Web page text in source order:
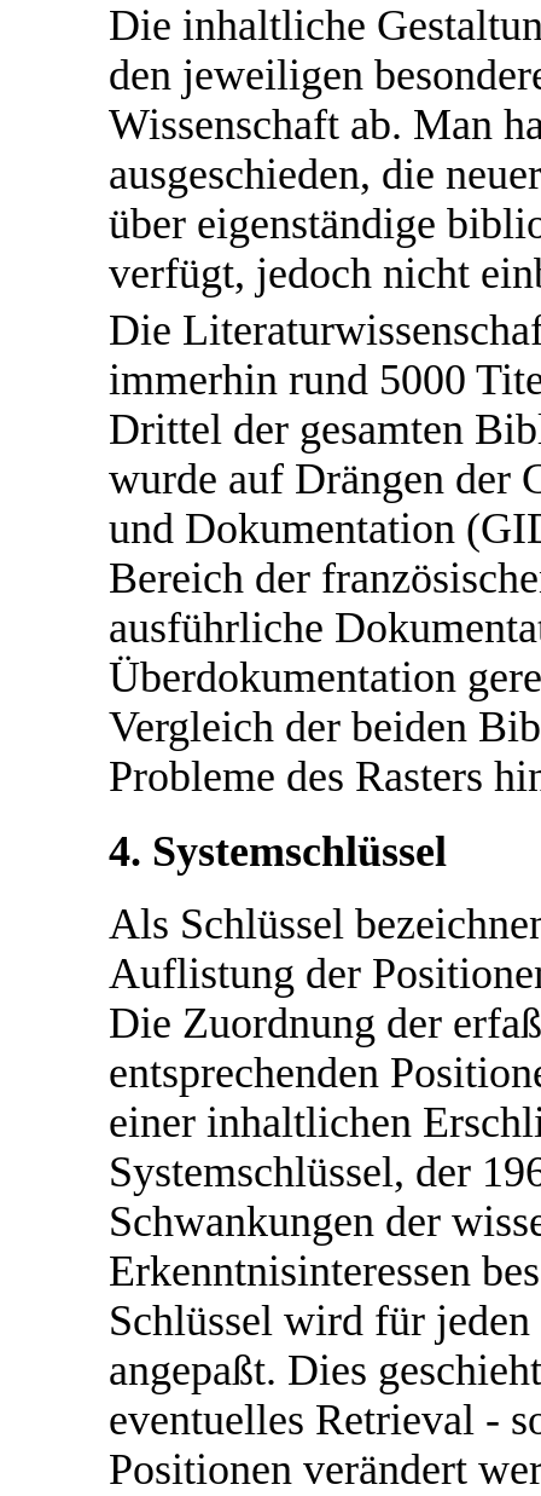
Die inhaltliche
den jeweiligen
Wissenschaft ab. Man
ausgeschieden, die
über eigenständige
verfügt, jedoch nicht
Die
immerhin rund 5000
Drittel der gesamten
wurde auf Drängen der
und Dokumentation
Bereich der
ausführliche
Überdokumentation
Vergleich der beiden
Probleme des Rasters
4. Systemschlüssel
Als Schlüssel
Auflistung der
Die Zuordnung der
entsprechenden
einer inhaltlichen
Systemschlüssel, der
Schwankungen der
Erkenntnisinteressen
Schlüssel wird für
angepaßt. Dies
eventuelles Retrieval -
Positionen verändert